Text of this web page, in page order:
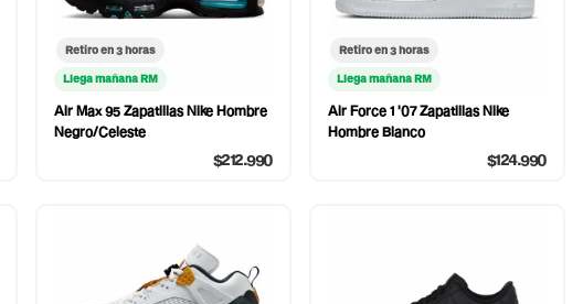
Retiro en 3 horas
Llega mañana RM
Air Max 95 Zapatillas Nike Hombre
Negro/Celeste
$212.990
Retiro en 3 horas
Llega mañana RM
Air Force 1 '07 Zapatillas Nike
Hombre Blanco
$124.990